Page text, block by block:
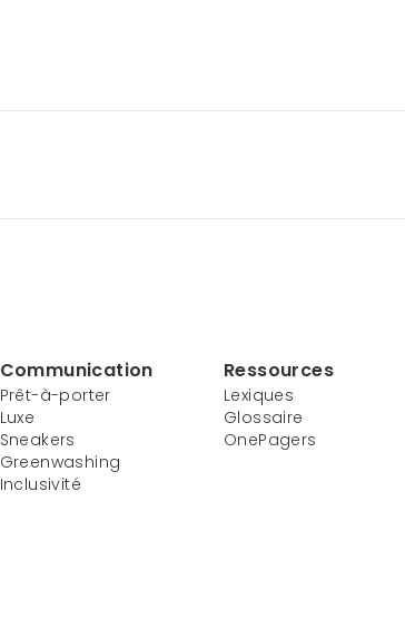
Communication
Prêt-à-porter
Luxe
Sneakers
Greenwashing
Inclusivité
Ressources
Lexiques
Glossaire
OnePagers